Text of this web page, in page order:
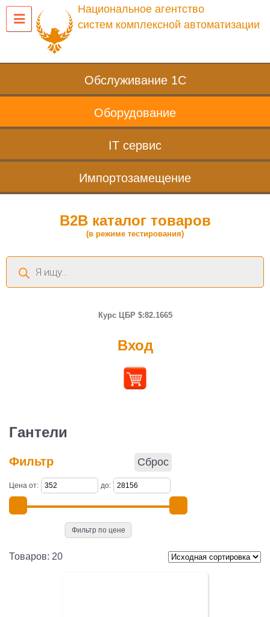
Национальное агентство
систем комплексной автоматизации
Обслуживание 1С
Оборудование
IT сервис
Импортозамещение
B2B каталог товаров
(в режиме тестирования)
Поиск
товаров
Курс ЦБР $:82.1665
Вход
Гантели
Фильтр Сброс
Цена от: до:
Фильтр по цене
Товаров: 20